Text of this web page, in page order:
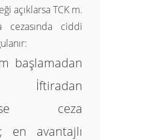
açıklarsa TCK m.
cezasında ciddi
başlamadan
ceza
; en avantajlı